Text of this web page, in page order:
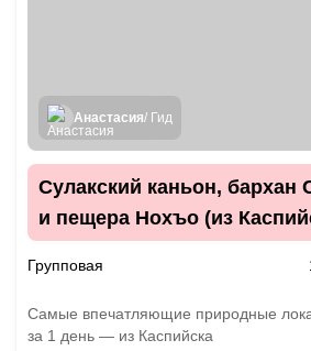
Анастасия/ Гид
Сулакский каньон, бархан
и пещера Нохъо (из
Групповая
Самые впечатляющие природные
за 1 день — из Каспийска